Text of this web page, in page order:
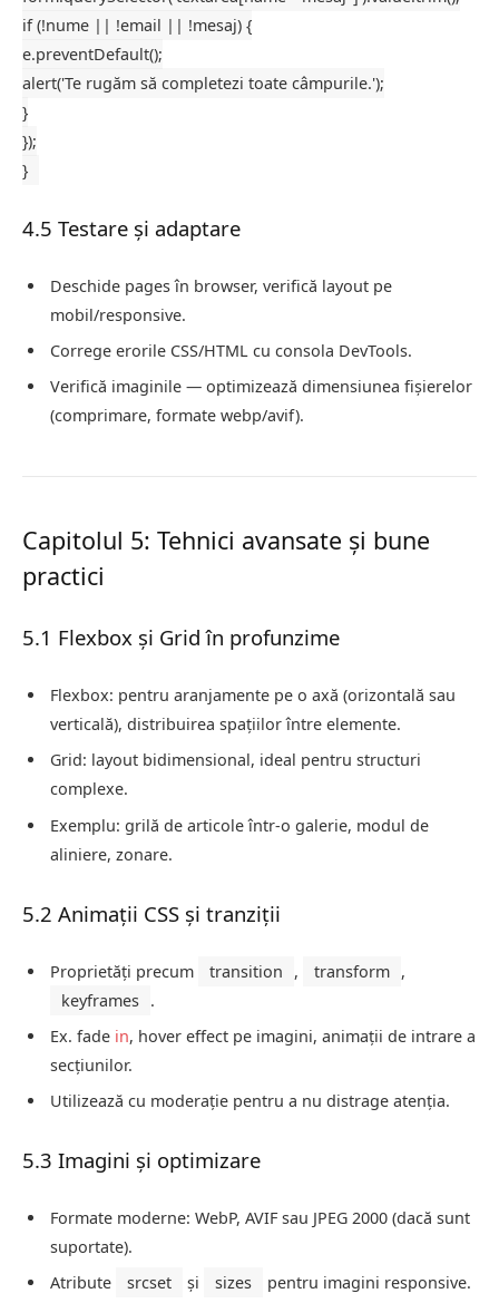
if(!nume || !email || !mesaj) {
e.preventDefault();
alert('Te rugăm să completezi toate câmpurile.');
}
});
}
4.5 Testare și adaptare
Deschide pages în browser, verifică layout pe
mobil/responsive.
Correge erorile CSS/HTML cu consola DevTools.
Verifică imaginile — optimizează dimensiunea fișierelor
(comprimare, formate webp/avif).
Capitolul 5: Tehnici avansate și bune
practici
5.1 Flexbox și Grid în profunzime
Flexbox: pentru aranjamente pe o axă (orizontală sau
verticală), distribuirea spațiilor între elemente.
Grid: layout bidimensional, ideal pentru structuri
complexe.
Exemplu: grilă de articole într-o galerie, modul de
aliniere, zonare.
5.2 Animații CSS și tranziții
Proprietăți precum transition , transform ,
keyframes .
Ex. fade in, hover effect pe imagini, animații de intrare a
secțiunilor.
Utilizează cu moderație pentru a nu distrage atenția.
5.3 Imagini și optimizare
Formate moderne: WebP, AVIF sau JPEG 2000 (dacă sunt
suportate).
Atribute
srcset și sizes
pentru imagini responsive.